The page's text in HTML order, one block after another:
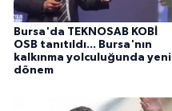
Bursa'da TEKNOSAB KOBİ
OSB tanıtıldı... Bursa'nın
kalkınma yolculuğunda yeni
dönem